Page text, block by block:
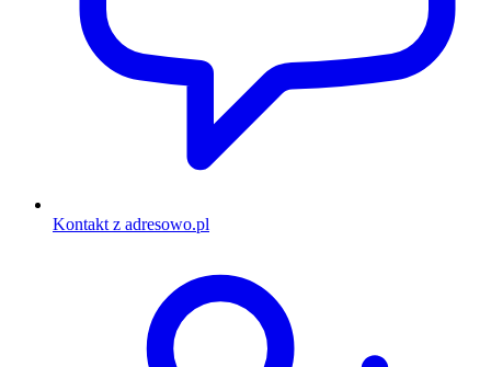
Kontakt z adresowo.pl